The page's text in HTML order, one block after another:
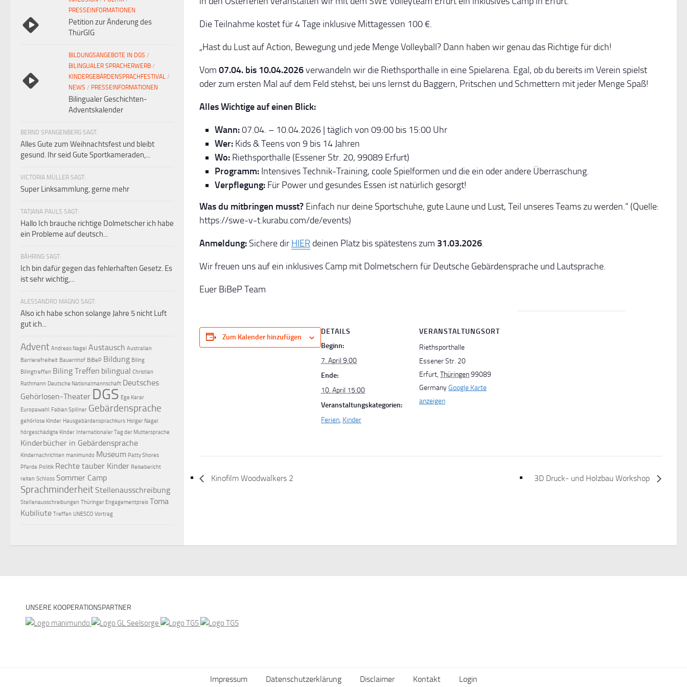
Die Teilnahme kostet für 4 Tage inklusive Mittagessen 100 €.
„Hast du Lust auf Action, Bewegung und jede Menge Volleyball? Dann haben wir genau das Richtige für dich!
Vom 07.04. bis 10.04.2026verwandeln wir die Riethsporthalle in eine Spielarena. Egal, ob du bereits im Verein spielst
oder zum ersten Mal auf dem Feld stehst, bei uns lernst du Baggern, Pritschen und Schmettern mit jeder Menge Spaß!
Alles Wichtige auf einen Blick:
Wann:07.04. – 10.04.2026 | täglich von 09:00 bis 15:00 Uhr
Wer: Kids & Teens von 9 bis 14 Jahren
Wo: Riethsporthalle (Essener Str. 20, 99089 Erfurt)
Programm: Intensives Technik-Training, coole Spielformen und die ein oder andere Überraschung.
Verpflegung: Für Power und gesundes Essen ist natürlich gesorgt!
Was du mitbringen musst? Einfach nur deine Sportschuhe, gute Laune und Lust, Teil unseres Teams zu werden.“ (Quelle:
https://swe-v-t.kurabu.com/de/events)
Anmeldung: Sichere dir HIER deinen Platz bis spätestens zum 31.03.2026.
Wir freuen uns auf ein inklusives Camp mit Dolmetschern für Deutsche Gebärdensprache und Lautsprache.
Euer BiBeP Team
Zum Kalender hinzufügen
DETAILS
Beginn:
7. April 9:00
Ende:
10. April 15:00
Veranstaltungskategorien:
Ferien, Kinder
VERANSTALTUNGSORT
Riethsporthalle
Essener Str. 20
Erfurt, Thüringen99089
GermanyGoogle Karte
anzeigen
Kinofilm Woodwalkers 2 3D Druck- und Holzbau Workshop
PRESSEINFORMATIONEN
Petition zur Änderung des
ThürGIG
BILDUNGSANGEBOTE IN DGS /
BILINGUALER SPRACHERWERB /
KINDERGEBÄRDENSPRACHFESTIVAL /
NEWS / PRESSEINFORMATIONEN
Bilingualer Geschichten-
Adventskalender
BERND SPANGENBERG SAGT:
Alles Gute zum Weihnachtsfest und bleibt
gesund. Ihr seid Gute Sportkameraden,...
VICTORIA MÜLLER SAGT:
Super Linksammlung, gerne mehr
TATJANA PAULS SAGT:
Hallo Ich brauche richtige Dolmetscher ich habe
ein Probleme auf deutsch...
BÄHRING SAGT:
Ich bin dafür gegen das fehlerhaften Gesetz. Es
ist sehr wichtig,...
ALESSANDRO MAGNO SAGT:
Also ich habe schon solange Jahre 5 nicht Luft
gut ich...
Advent Andreas Nagel Austausch Australian
Barrierefreiheit Bauernhof BiBeP Bildung Biling
Bilingtreffen Biling Treffen bilingual Christian
Rathmann Deutsche Nationalmannschaft Deutsches
Gehörlosen-Theater DGS Ege Karar
Europawahl Fabian Spillner Gebärdensprache
gehörlose Kinder Hausgebärdensprachkurs Holger Nagel
hörgeschädigte Kinder Internationaler Tag der Muttersprache
Kinderbücher in Gebärdensprache
Kindernachrichten manimundo Museum Patty Shores
Pferde Politik Rechte tauber Kinder Reisebericht
reiten Schloss Sommer Camp
Sprachminderheit Stellenausschreibung
Stellenausschreibungen Thüringer Engagementpreis Toma
Kubiliute Treffen UNESCO Vortrag
UNSERE KOOPERATIONSPARTNER
Impressum Datenschutzerklärung Disclaimer Kontakt Login